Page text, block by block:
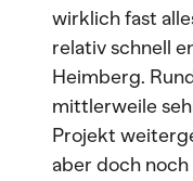
wirklich fast
relativ schnell
Heimberg.
mittlerweile
Projekt
aber doch